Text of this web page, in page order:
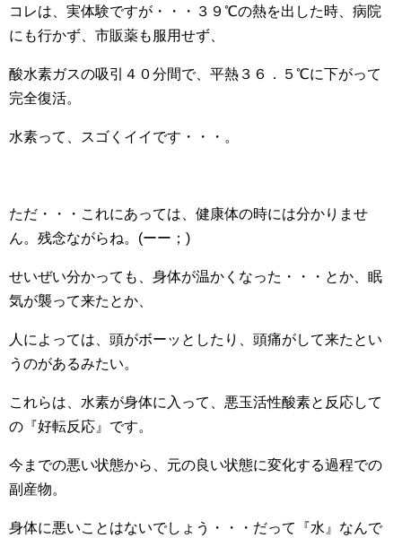
コレは、実体験ですが・・・３９℃の熱を出した時、病院
にも行かず、市販薬も服用せず、
酸水素ガスの吸引４０分間で、平熱３６．５℃に下がって
完全復活。
水素って、スゴくイイです・・・。
ただ・・・これにあっては、健康体の時には分かりませ
ん。残念ながらね。(ーー；)
せいぜい分かっても、身体が温かくなった・・・とか、眠
気が襲って来たとか、
人によっては、頭がボーッとしたり、頭痛がして来たとい
うのがあるみたい。
これらは、水素が身体に入って、悪玉活性酸素と反応して
の『好転反応』です。
今までの悪い状態から、元の良い状態に変化する過程での
副産物。
身体に悪いことはないでしょう・・・だって『水』なんで